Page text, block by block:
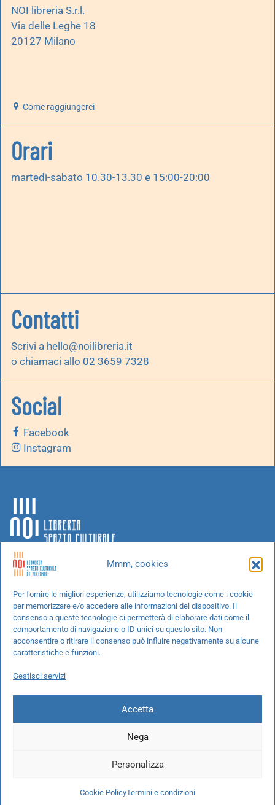
Mmm, cookies
Per fornire le migliori esperienze, utilizziamo tecnologie come i cookie
per memorizzare e/o accedere alle informazioni del dispositivo. Il
consenso a queste tecnologie ci permetterà di elaborare dati come il
comportamento di navigazione o ID unici su questo sito. Non
acconsentire o ritirare il consenso può influire negativamente su alcune
caratteristiche e funzioni.
Gestisci servizi
Accetta
Nega
Personalizza
Cookie PolicyTermini e condizioni
NOI libreria S.r.l.
Via delle Leghe 18
20127 Milano
Come raggiungerci
Orari
martedì-sabato 10.30-13.30 e 15:00-20:00
Contatti
Scrivi a hello@noilibreria.it
o chiamaci allo 02 3659 7328
Social
Facebook
Instagram
Chi siamo
Progetti speciali
Richiedi un libro
Spedizioni
Cookie Policy
10694580969
IT37L0503401651000000004422